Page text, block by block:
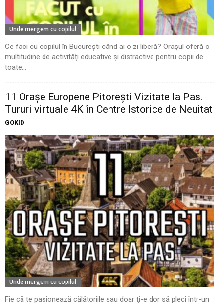
Unde mergem cu copilul
Ce faci cu copilul în București când ai o zi liberă? Orașul oferă o
multitudine de activități educative și distractive pentru copii de
toate...
11 Oraşe Europene Pitoreşti Vizitate la Pas.
Tururi virtuale 4K în Centre Istorice de Neuitat
GOKID
Unde mergem cu copilul
Fie că te pasionează călătoriile sau doar ţi-e dor să pleci într-un